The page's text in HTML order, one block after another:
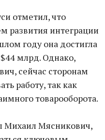
отметил, что
развития интеграции
году она достигла
млрд. Однако,
сейчас сторонам
работу, так как
товарооборота.
Михаил Мясникович,